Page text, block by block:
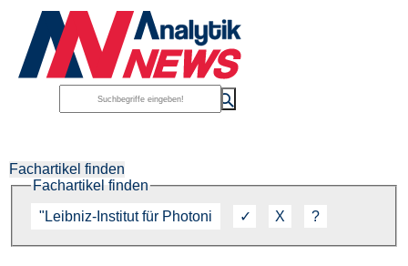
Fachartikel finden
Fachartikel finden